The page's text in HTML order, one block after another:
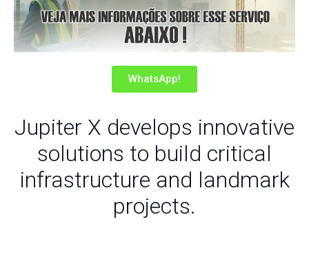
WhatsApp!
Jupiter X develops innovative
solutions to build critical
infrastructure and landmark
projects.